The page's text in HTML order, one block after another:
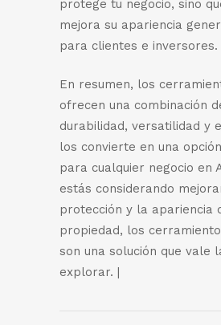
protege tu negocio, sino
mejora su apariencia
para clientes e inversores.
En resumen, los
ofrecen una combinación
durabilidad, versatilidad y
los convierte en una
para cualquier negocio en
estás considerando
protección y la apariencia
propiedad, los
son una solución que vale
explorar. |